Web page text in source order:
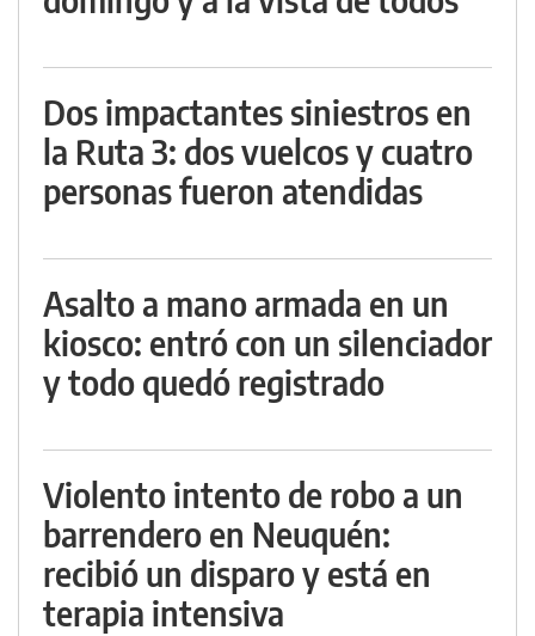
Dos impactantes siniestros en
la Ruta 3: dos vuelcos y cuatro
personas fueron atendidas
Asalto a mano armada en un
kiosco: entró con un silenciador
y todo quedó registrado
Violento intento de robo a un
barrendero en Neuquén:
recibió un disparo y está en
terapia intensiva